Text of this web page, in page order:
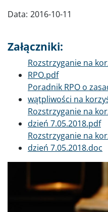
Data: 2016-10-11
Załączniki:
Dokument
Rozstrzyganie na
RPO.pdf
Dokument
Poradnik RPO o
wątpliwości na
Dokument
Rozstrzyganie na
dzień 7.05.2018.pdf
Dokument
Rozstrzyganie na
dzień 7.05.2018.doc